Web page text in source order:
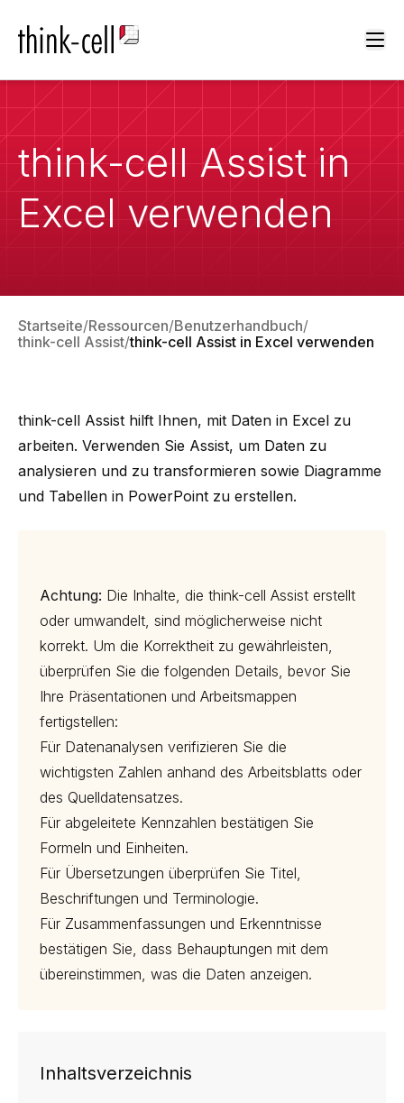
think-cell Assist in
Excel verwenden
Startseite Ressourcen Benutzerhandbuch
think-cell Assist think-cell Assist in Excel verwenden
think-cell Assist hilft Ihnen, mit Daten in Excel zu
arbeiten. Verwenden Sie Assist, um Daten zu
analysieren und zu transformieren sowie Diagramme
und Tabellen in PowerPoint zu erstellen.
Achtung: Die Inhalte, die think-cell Assist erstellt
oder umwandelt, sind möglicherweise nicht
korrekt. Um die Korrektheit zu gewährleisten,
überprüfen Sie die folgenden Details, bevor Sie
Ihre Präsentationen und Arbeitsmappen
fertigstellen:
Für Datenanalysen verifizieren Sie die
wichtigsten Zahlen anhand des Arbeitsblatts oder
des Quelldatensatzes.
Für abgeleitete Kennzahlen bestätigen Sie
Formeln und Einheiten.
Für Übersetzungen überprüfen Sie Titel,
Beschriftungen und Terminologie.
Für Zusammenfassungen und Erkenntnisse
bestätigen Sie, dass Behauptungen mit dem
übereinstimmen, was die Daten anzeigen.
Inhaltsverzeichnis